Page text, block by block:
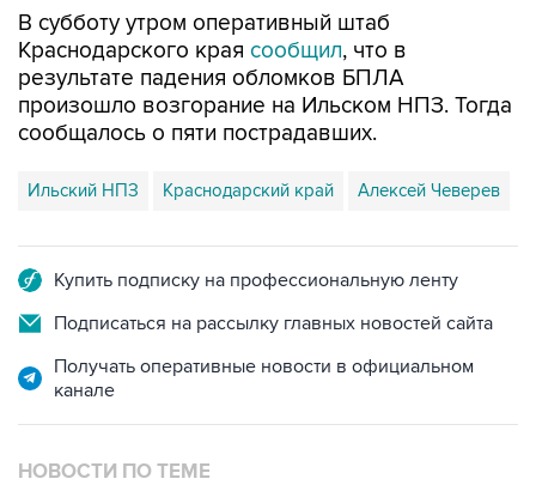
В субботу утром оперативный штаб
Краснодарского края сообщил, что в
результате падения обломков БПЛА
произошло возгорание на Ильском НПЗ. Тогда
сообщалось о пяти пострадавших.
Ильский НПЗ Краснодарский край Алексей Чеверев
Купить подписку на профессиональную ленту
Подписаться на рассылку главных новостей сайта
Получать оперативные новости в официальном
канале
НОВОСТИ ПО ТЕМЕ